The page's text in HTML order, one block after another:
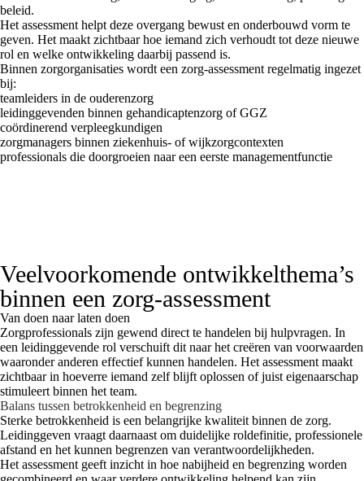
beleid.
Het assessment helpt deze overgang bewust en onderbouwd vorm te
geven. Het maakt zichtbaar hoe iemand zich verhoudt tot deze nieuwe
rol en welke ontwikkeling daarbij passend is.
Binnen zorgorganisaties wordt een zorg-assessment regelmatig ingezet
bij:
teamleiders in de ouderenzorg
leidinggevenden binnen gehandicaptenzorg of GGZ
coördinerend verpleegkundigen
zorgmanagers binnen ziekenhuis- of wijkzorgcontexten
professionals die doorgroeien naar een eerste managementfunctie
Veelvoorkomende ontwikkelthema’s
binnen een zorg-assessment
Van doen naar laten doen
Zorgprofessionals zijn gewend direct te handelen bij hulpvragen. In
een leidinggevende rol verschuift dit naar het creëren van voorwaarden
waaronder anderen effectief kunnen handelen. Het assessment maakt
zichtbaar in hoeverre iemand zelf blijft oplossen of juist eigenaarschap
stimuleert binnen het team.
Balans tussen betrokkenheid en begrenzing
Sterke betrokkenheid is een belangrijke kwaliteit binnen de zorg.
Leidinggeven vraagt daarnaast om duidelijke roldefinitie, professionele
afstand en het kunnen begrenzen van verantwoordelijkheden.
Het assessment geeft inzicht in hoe nabijheid en begrenzing worden